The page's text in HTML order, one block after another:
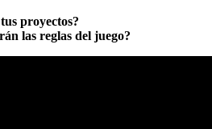
proyectos?
las reglas del juego?